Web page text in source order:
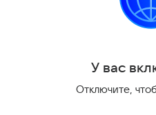
дедушку к воспитанию
У вас
Отключите,